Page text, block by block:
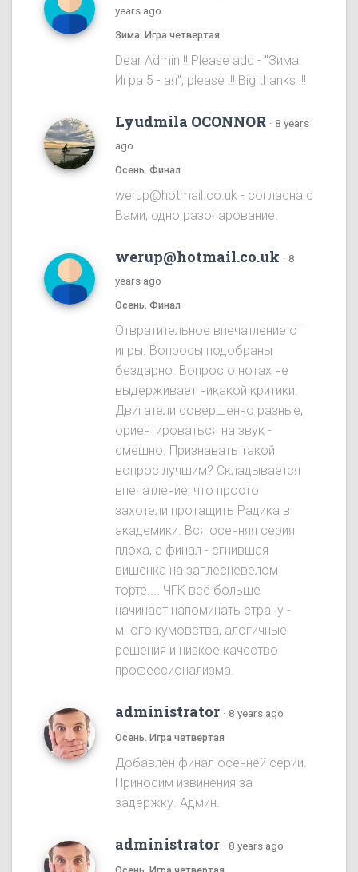
years ago
Зима. Игра четвертая
Dear Admin !! Please add - "Зима.
Игра 5 - ая", please !!! Big thanks !!!
Lyudmila OCONNOR · 8 years
ago
Осень. Финал
werup@hotmail.co.uk - согласна с
Вами, одно разочарование.
werup@hotmail.co.uk · 8
years ago
Осень. Финал
Отвратительное впечатление от
игры. Вопросы подобраны
бездарно. Вопрос о нотах не
выдерживает никакой критики.
Двигатели совершенно разные,
ориентироваться на звук -
смешно. Признавать такой
вопрос лучшим? Складывается
впечатление, что просто
захотели протащить Радика в
академики. Вся осенняя серия
плоха, а финал - сгнившая
вишенка на заплесневелом
торте.... ЧГК всё больше
начинает напоминать страну -
много кумовства, алогичные
решения и низкое качество
профессионализма.
administrator · 8 years ago
Осень. Игра четвертая
Добавлен финал осенней серии.
Приносим извинения за
задержку. Админ.
administrator · 8 years ago